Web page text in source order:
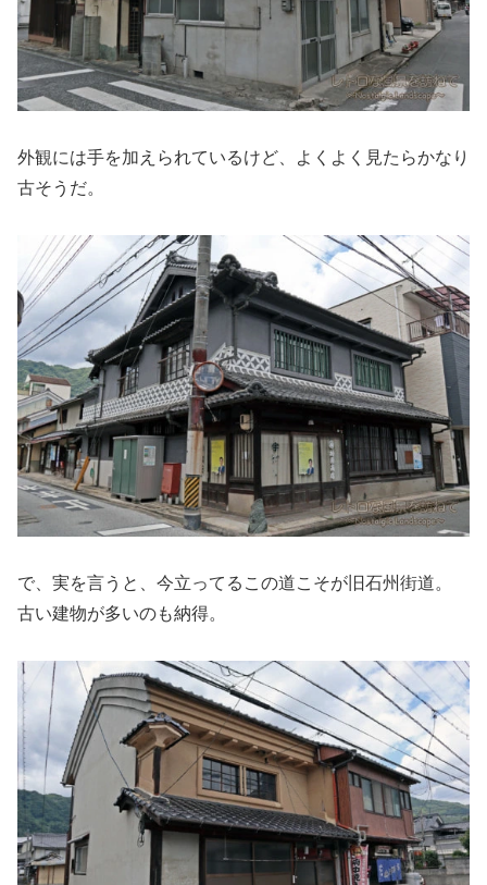
外観には手を加えられているけど、よくよく見たらかなり
古そうだ。
で、実を言うと、今立ってるこの道こそが旧石州街道。
古い建物が多いのも納得。